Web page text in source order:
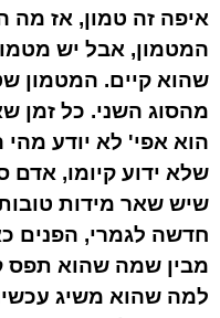
איפה זה טמון, אז
המטמון, אבל יש
שהוא קיים. המטמון
מהסוג השני. כל זמן
הוא אפי' לא יודע
שלא ידוע קיומו,
שיש שאר מידות
חדשה לגמרי, הפנים
מבין שמה שהוא תפס
למה שהוא משיג